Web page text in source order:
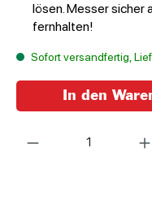
lösen. Messer sicher
fernhalten!
Sofort versandfertig,
In den